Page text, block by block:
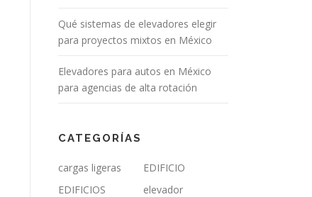
Qué sistemas de elevadores elegir
para proyectos mixtos en México
Elevadores para autos en México
para agencias de alta rotación
CATEGORÍAS
cargas ligeras
EDIFICIO
EDIFICIOS
elevador